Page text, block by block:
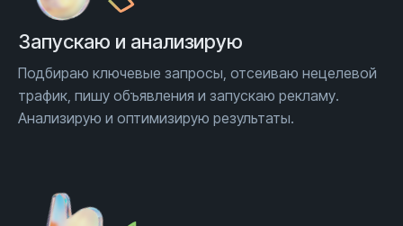
Запускаю и анализирую
Подбираю ключевые запросы, отсеиваю нецелевой
трафик, пишу объявления и запускаю рекламу.
Анализирую и оптимизирую результаты.